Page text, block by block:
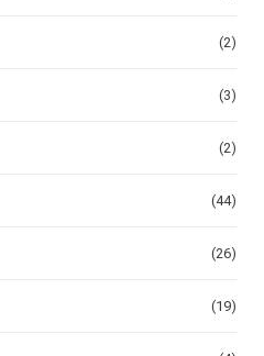
(2)
(3)
(2)
(44)
(26)
(19)